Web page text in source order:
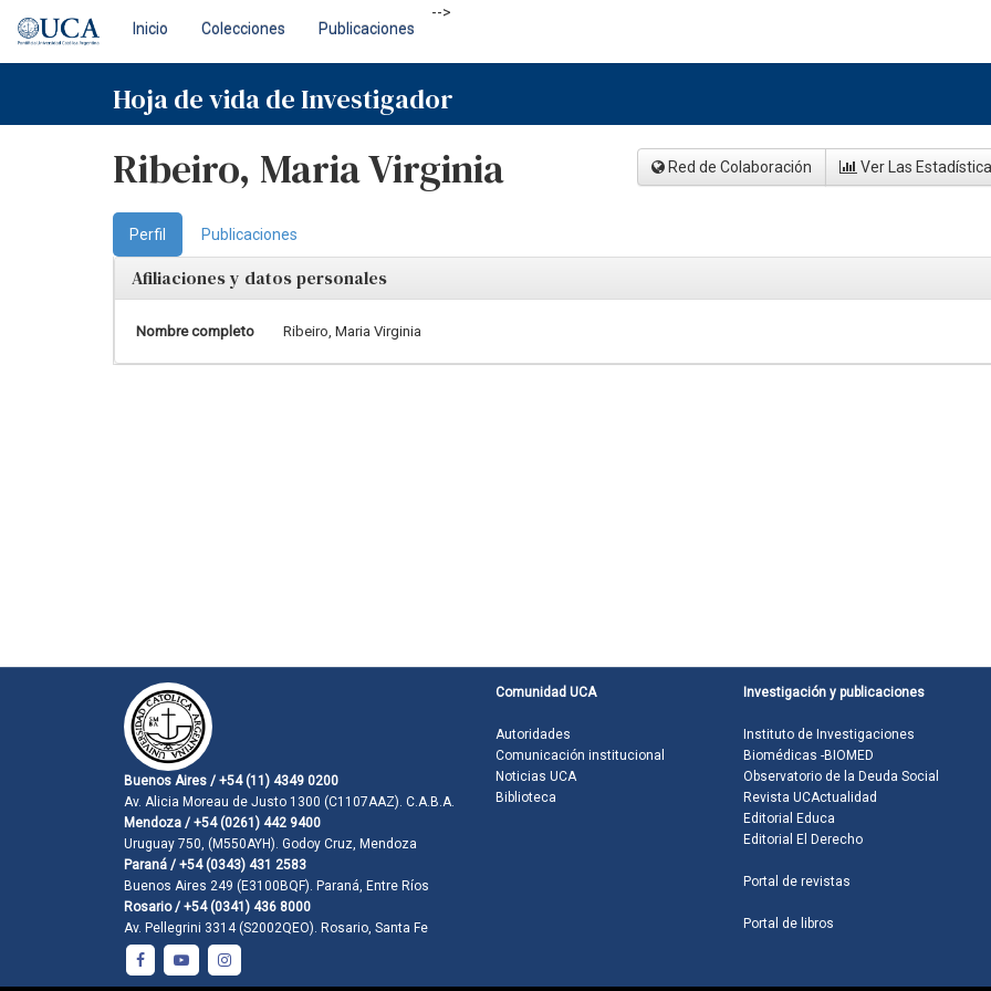
navigation
Inicio Colecciones Publicaciones
-->
Hoja de vida de Investigador
Ribeiro, Maria Virginia Red de Colaboración Ver Las
Perfil Publicaciones
Afiliaciones y datos personales
Nombre completo Ribeiro, Maria Virginia
Buenos Aires / +54 (11) 4349 0200
Av. Alicia Moreau de Justo 1300 (C1107AAZ). C.A.B.A.
Mendoza / +54 (0261) 442 9400
Uruguay 750, (M550AYH). Godoy Cruz, Mendoza
Paraná / +54 (0343) 431 2583
Buenos Aires 249 (E3100BQF). Paraná, Entre Ríos
Rosario / +54 (0341) 436 8000
Av. Pellegrini 3314 (S2002QEO). Rosario, Santa Fe
Comunidad UCA
Autoridades
Comunicación institucional
Noticias UCA
Biblioteca
Investigación y publicaciones
Instituto de Investigaciones
Biomédicas -BIOMED
Observatorio de la Deuda Social
Revista UCActualidad
Editorial Educa
Editorial El Derecho
Portal de revistas
Portal de libros